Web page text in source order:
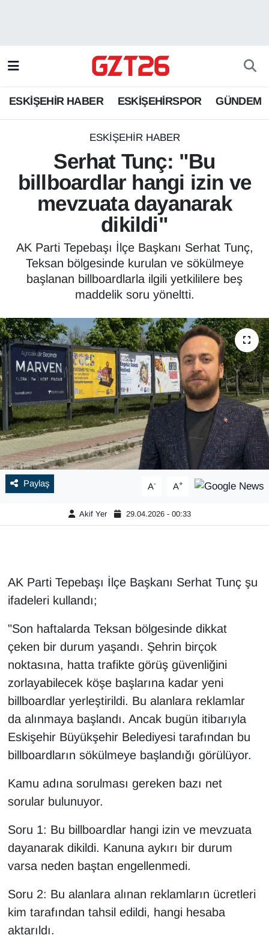
ESKİŞEHİR HABER ESKİŞEHİRSPOR GÜNDEM
ESKİŞEHİR HABER
Serhat Tunç: "Bu
billboardlar hangi izin ve
mevzuata dayanarak
dikildi"
AK Parti Tepebaşı İlçe Başkanı Serhat Tunç,
Teksan bölgesinde kurulan ve sökülmeye
başlanan billboardlarla ilgili yetkililere beş
maddelik soru yöneltti.
Paylaş A- A+
Akif Yer 29.04.2026 - 00:33
AK Parti Tepebaşı İlçe Başkanı Serhat Tunç şu
ifadeleri kullandı;
"Son haftalarda Teksan bölgesinde dikkat
çeken bir durum yaşandı. Şehrin birçok
noktasına, hatta trafikte görüş güvenliğini
zorlayabilecek köşe başlarına kadar yeni
billboardlar yerleştirildi. Bu alanlara reklamlar
da alınmaya başlandı. Ancak bugün itibarıyla
Eskişehir Büyükşehir Belediyesi tarafından bu
billboardların sökülmeye başlandığı görülüyor.
Kamu adına sorulması gereken bazı net
sorular bulunuyor.
Soru 1: Bu billboardlar hangi izin ve mevzuata
dayanarak dikildi. Kanuna aykırı bir durum
varsa neden baştan engellenmedi.
Soru 2: Bu alanlara alınan reklamların ücretleri
kim tarafından tahsil edildi, hangi hesaba
aktarıldı.
ESKİŞEHİRSPOR
GÜNDEM
Odunpazarı Trafik Yoğunluk Haritası
Süper Lig Puan Durumu ve Fikstür
Tüm Manşetler
Son Dakika Haberleri
Haber Arşivi